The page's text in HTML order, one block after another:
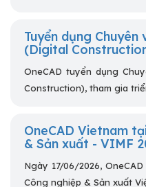
Tuyển dụng Chuyên
(Digital
OneCAD tuyển dụng
Construction), tham gia
OneCAD Vietnam
& Sản xuất - VIMF
Ngày 17/06/2026,
Công nghiệp & Sản xuất